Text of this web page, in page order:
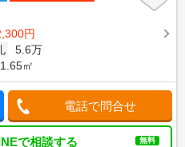
円
5.6万
㎡
電話で問合せ
で相談する 無料